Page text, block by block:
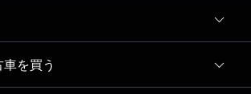
定モデル
プ
ョン
を買う